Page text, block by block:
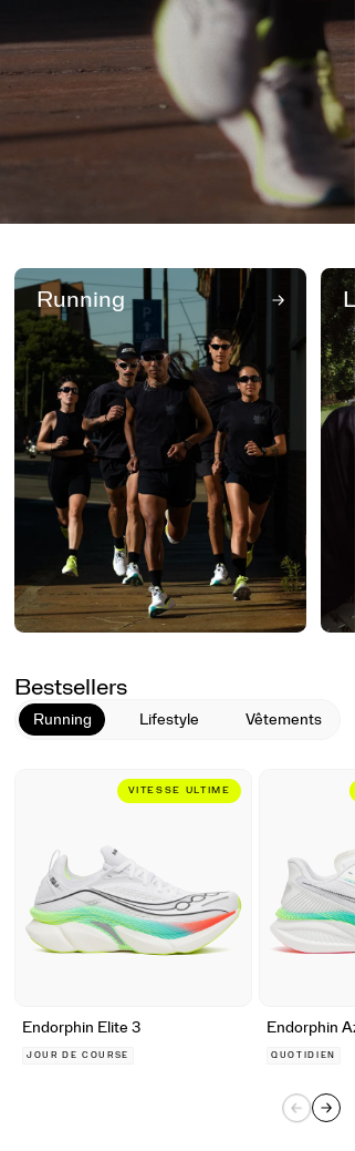
Running
Bestsellers
Running Lifestyle Vêtements
VITESSE ULTIME
Endorphin Elite 3
JOUR DE COURSE
Endorphin
QUOTIDIEN